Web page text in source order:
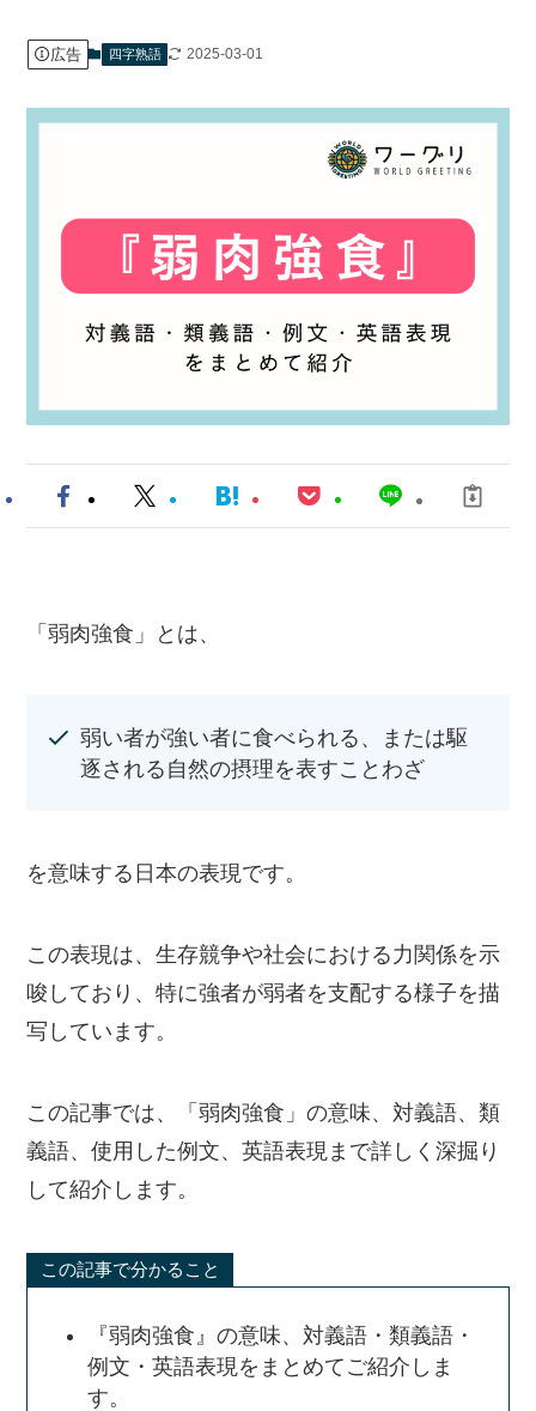
広告 四字熟語 2025-03-01
「弱肉強食」とは、
弱い者が強い者に食べられる、または駆
逐される自然の摂理を表すことわざ
を意味する日本の表現です。
この表現は、生存競争や社会における力関係を示
唆しており、特に強者が弱者を支配する様子を描
写しています。
この記事では、「弱肉強食」の意味、対義語、類
義語、使用した例文、英語表現まで詳しく深掘り
して紹介します。
この記事で分かること
『弱肉強食』の意味、対義語・類義語・
例文・英語表現をまとめてご紹介しま
す。